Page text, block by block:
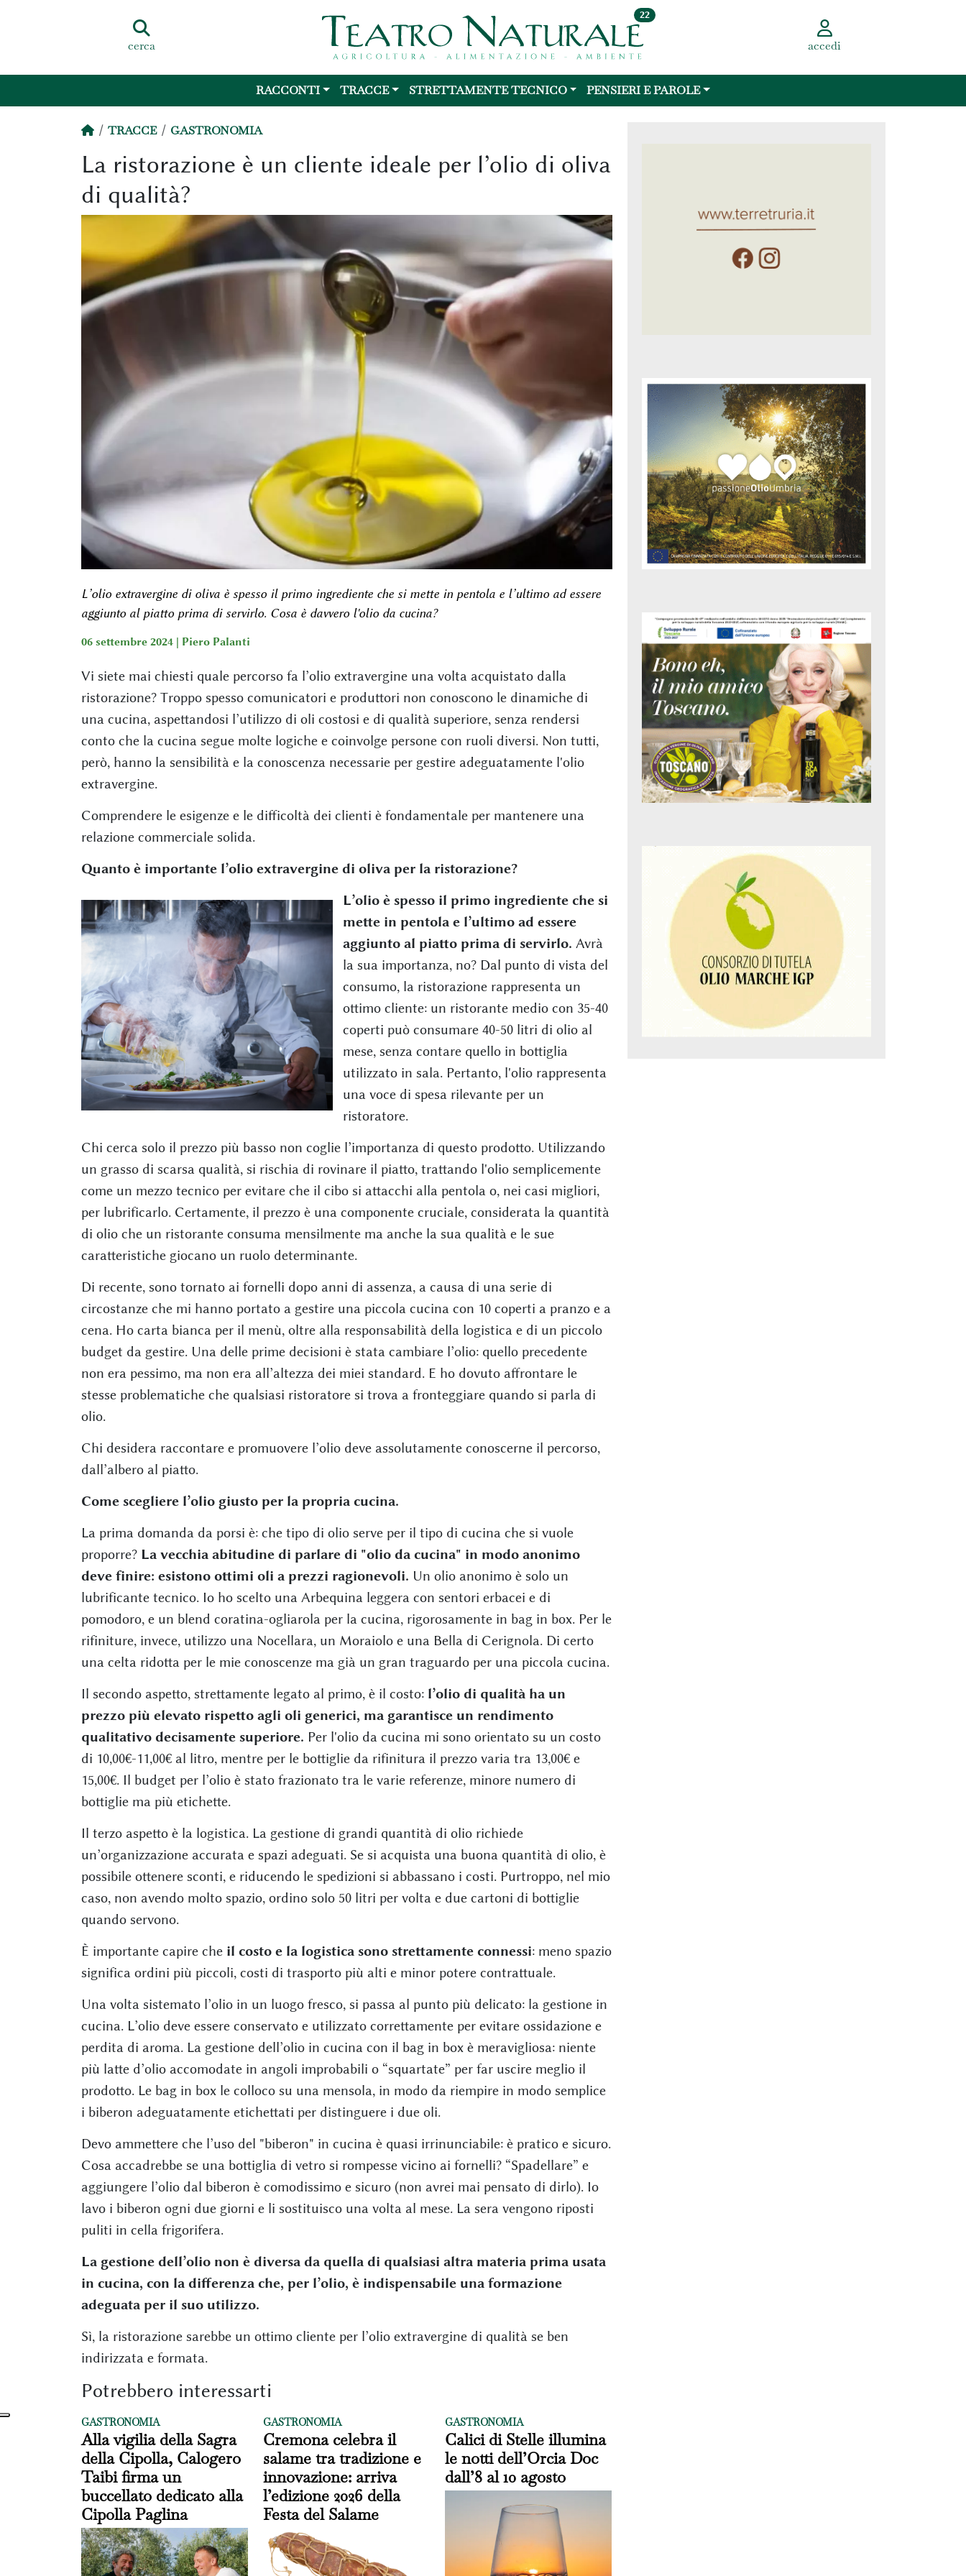
cerca
22
accedi
RACCONTI TRACCE STRETTAMENTE TECNICO PENSIERI E PAROLE
TRACCE GASTRONOMIA
La ristorazione è un cliente ideale per l’olio di oliva
di qualità?
L’olio extravergine di oliva è spesso il primo ingrediente che si mette in pentola e l’ultimo ad essere
aggiunto al piatto prima di servirlo. Cosa è davvero l'olio da cucina?
06 settembre 2024 | Piero Palanti
Vi siete mai chiesti quale percorso fa l’olio extravergine una volta acquistato dalla
ristorazione? Troppo spesso comunicatori e produttori non conoscono le dinamiche di
una cucina, aspettandosi l’utilizzo di oli costosi e di qualità superiore, senza rendersi
conto che la cucina segue molte logiche e coinvolge persone con ruoli diversi. Non tutti,
però, hanno la sensibilità e la conoscenza necessarie per gestire adeguatamente l'olio
extravergine.
Comprendere le esigenze e le difficoltà dei clienti è fondamentale per mantenere una
relazione commerciale solida.
Quanto è importante l’olio extravergine di oliva per la ristorazione?
L’olio è spesso il primo ingrediente che si
mette in pentola e l’ultimo ad essere
aggiunto al piatto prima di servirlo. Avrà
la sua importanza, no? Dal punto di vista del
consumo, la ristorazione rappresenta un
ottimo cliente: un ristorante medio con 35-40
coperti può consumare 40-50 litri di olio al
mese, senza contare quello in bottiglia
utilizzato in sala. Pertanto, l'olio rappresenta
una voce di spesa rilevante per un
ristoratore.
Chi cerca solo il prezzo più basso non coglie l’importanza di questo prodotto. Utilizzando
un grasso di scarsa qualità, si rischia di rovinare il piatto, trattando l'olio semplicemente
come un mezzo tecnico per evitare che il cibo si attacchi alla pentola o, nei casi migliori,
per lubrificarlo. Certamente, il prezzo è una componente cruciale, considerata la quantità
di olio che un ristorante consuma mensilmente ma anche la sua qualità e le sue
caratteristiche giocano un ruolo determinante.
Di recente, sono tornato ai fornelli dopo anni di assenza, a causa di una serie di
circostanze che mi hanno portato a gestire una piccola cucina con 10 coperti a pranzo e a
cena. Ho carta bianca per il menù, oltre alla responsabilità della logistica e di un piccolo
budget da gestire. Una delle prime decisioni è stata cambiare l’olio: quello precedente
non era pessimo, ma non era all’altezza dei miei standard. E ho dovuto affrontare le
stesse problematiche che qualsiasi ristoratore si trova a fronteggiare quando si parla di
olio.
Chi desidera raccontare e promuovere l’olio deve assolutamente conoscerne il percorso,
dall’albero al piatto.
Come scegliere l’olio giusto per la propria cucina.
La prima domanda da porsi è: che tipo di olio serve per il tipo di cucina che si vuole
proporre? La vecchia abitudine di parlare di "olio da cucina" in modo anonimo
deve finire: esistono ottimi oli a prezzi ragionevoli. Un olio anonimo è solo un
lubrificante tecnico. Io ho scelto una Arbequina leggera con sentori erbacei e di
pomodoro, e un blend coratina-ogliarola per la cucina, rigorosamente in bag in box. Per le
rifiniture, invece, utilizzo una Nocellara, un Moraiolo e una Bella di Cerignola. Di certo
una celta ridotta per le mie conoscenze ma già un gran traguardo per una piccola cucina.
Il secondo aspetto, strettamente legato al primo, è il costo: l’olio di qualità ha un
prezzo più elevato rispetto agli oli generici, ma garantisce un rendimento
qualitativo decisamente superiore. Per l'olio da cucina mi sono orientato su un costo
di 10,00€-11,00€ al litro, mentre per le bottiglie da rifinitura il prezzo varia tra 13,00€ e
15,00€. Il budget per l’olio è stato frazionato tra le varie referenze, minore numero di
bottiglie ma più etichette.
Il terzo aspetto è la logistica. La gestione di grandi quantità di olio richiede
un’organizzazione accurata e spazi adeguati. Se si acquista una buona quantità di olio, è
possibile ottenere sconti, e riducendo le spedizioni si abbassano i costi. Purtroppo, nel mio
caso, non avendo molto spazio, ordino solo 50 litri per volta e due cartoni di bottiglie
quando servono.
È importante capire che il costo e la logistica sono strettamente connessi: meno spazio
significa ordini più piccoli, costi di trasporto più alti e minor potere contrattuale.
Una volta sistemato l’olio in un luogo fresco, si passa al punto più delicato: la gestione in
cucina. L’olio deve essere conservato e utilizzato correttamente per evitare ossidazione e
perdita di aroma. La gestione dell’olio in cucina con il bag in box è meravigliosa: niente
più latte d’olio accomodate in angoli improbabili o “squartate” per far uscire meglio il
prodotto. Le bag in box le colloco su una mensola, in modo da riempire in modo semplice
i biberon adeguatamente etichettati per distinguere i due oli.
Devo ammettere che l’uso del "biberon" in cucina è quasi irrinunciabile: è pratico e sicuro.
Cosa accadrebbe se una bottiglia di vetro si rompesse vicino ai fornelli? “Spadellare” e
aggiungere l’olio dal biberon è comodissimo e sicuro (non avrei mai pensato di dirlo). Io
lavo i biberon ogni due giorni e li sostituisco una volta al mese. La sera vengono riposti
puliti in cella frigorifera.
La gestione dell’olio non è diversa da quella di qualsiasi altra materia prima usata
in cucina, con la differenza che, per l’olio, è indispensabile una formazione
adeguata per il suo utilizzo.
Sì, la ristorazione sarebbe un ottimo cliente per l’olio extravergine di qualità se ben
indirizzata e formata.
Potrebbero interessarti
GASTRONOMIA
Alla vigilia della Sagra
della Cipolla, Calogero
Taibi firma un
buccellato dedicato alla
Cipolla Paglina
GASTRONOMIA
Cremona celebra il
salame tra tradizione e
innovazione: arriva
l’edizione 2026 della
Festa del Salame
GASTRONOMIA
Calici di Stelle illumina
le notti dell’Orcia Doc
dall’8 al 10 agosto